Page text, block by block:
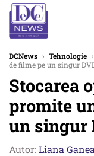
DCNews › Tehnologie ›
de filme pe un singur
Stocarea
promite
un singur
Autor:Liana Ganea